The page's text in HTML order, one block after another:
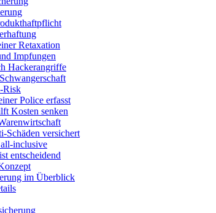
Retaxation
Impfungen
Hackerangriffe
Risk
Police erfasst
Kosten senken
Schäden versichert
inclusive
entscheidend
im Überblick